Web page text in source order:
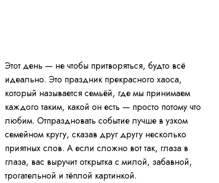
Этот день — не чтобы притворяться, будто всё
идеально. Это праздник прекрасного хаоса,
который называется семьёй, где мы принимаем
каждого таким, какой он есть — просто потому что
любим. Отпраздновать событие лучше в узком
семейном кругу, сказав друг другу несколько
приятных слов. А если сложно вот так, глаза в
глаза, вас выручит открытка с милой, забавной,
трогательной и тёплой картинкой.